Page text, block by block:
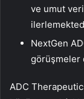
ve umut
NextGen
görüşmeler
ADC